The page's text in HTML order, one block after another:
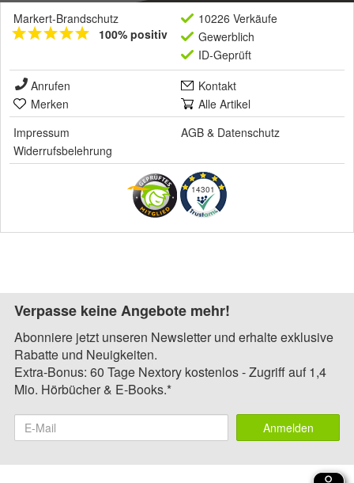
Markert-Brandschutz
100% positiv
10226 Verkäufe
Gewerblich
ID-Geprüft
Anrufen
Kontakt
Merken
Alle Artikel
Impressum
AGB & Datenschutz
Widerrufsbelehrung
14301
Verpasse keine Angebote mehr!
Abonniere jetzt unseren Newsletter und erhalte exklusive
Rabatte und Neuigkeiten.
Extra-Bonus: 60 Tage Nextory kostenlos - Zugriff auf 1,4
Mio. Hörbücher & E-Books.*
Anmelden